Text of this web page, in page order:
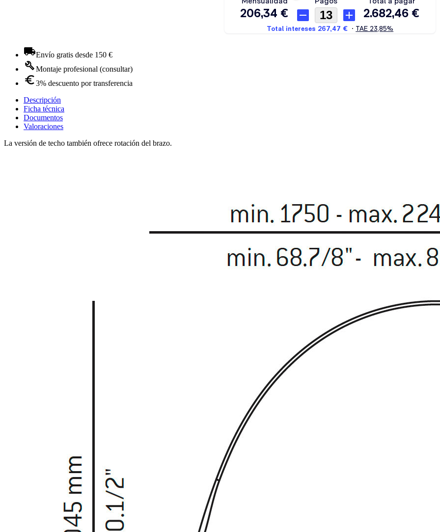
Envío gratis desde 150 €
Montaje profesional (consultar)
3% descuento por transferencia
Descripción
Ficha técnica
Documentos
Valoraciones
La versión de techo también ofrece rotación del brazo.